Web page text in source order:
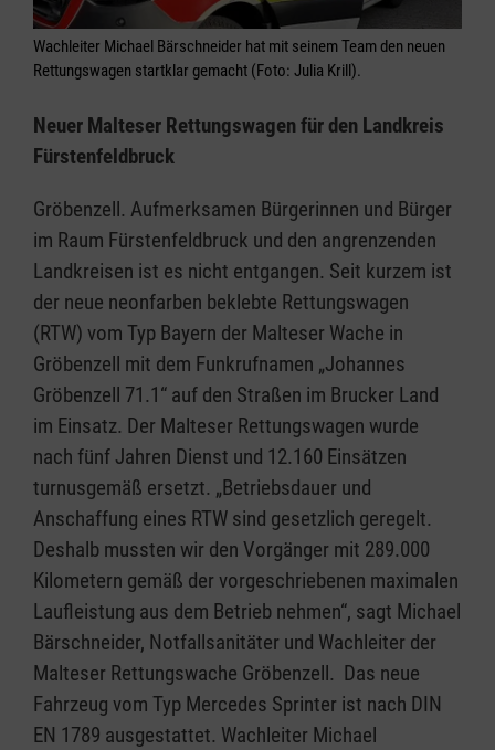
Wachleiter Michael Bärschneider hat mit seinem Team den neuen
Rettungswagen startklar gemacht (Foto: Julia Krill).
Neuer Malteser Rettungswagen für den Landkreis
Fürstenfeldbruck
Gröbenzell. Aufmerksamen Bürgerinnen und Bürger
im Raum Fürstenfeldbruck und den angrenzenden
Landkreisen ist es nicht entgangen. Seit kurzem ist
der neue neonfarben beklebte Rettungswagen
(RTW) vom Typ Bayern der Malteser Wache in
Gröbenzell mit dem Funkrufnamen „Johannes
Gröbenzell 71.1“ auf den Straßen im Brucker Land
im Einsatz. Der Malteser Rettungswagen wurde
nach fünf Jahren Dienst und 12.160 Einsätzen
turnusgemäß ersetzt. „Betriebsdauer und
Anschaffung eines RTW sind gesetzlich geregelt.
Deshalb mussten wir den Vorgänger mit 289.000
Kilometern gemäß der vorgeschriebenen maximalen
Laufleistung aus dem Betrieb nehmen“, sagt Michael
Bärschneider, Notfallsanitäter und Wachleiter der
Malteser Rettungswache Gröbenzell. Das neue
Fahrzeug vom Typ Mercedes Sprinter ist nach DIN
EN 1789 ausgestattet. Wachleiter Michael